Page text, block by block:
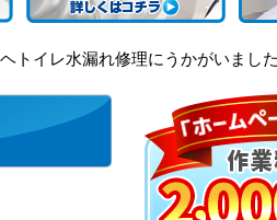
トイレ水漏れ修理にうかがいました